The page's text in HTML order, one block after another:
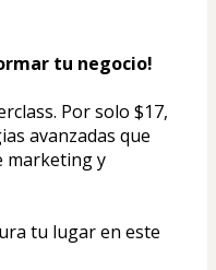
tu negocio!
Por solo $17,
avanzadas que
marketing y
tu lugar en este